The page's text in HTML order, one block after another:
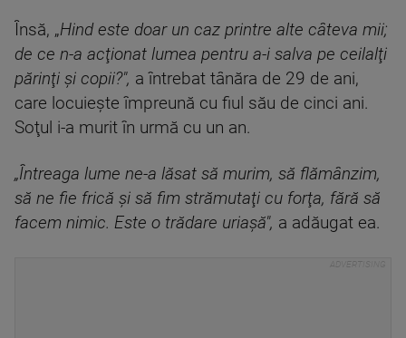
Însă, „Hind este doar un caz printre alte câteva mii;
de ce n-a acţionat lumea pentru a-i salva pe ceilalţi
părinţi şi copii?", a întrebat tânăra de 29 de ani,
care locuieşte împreună cu fiul său de cinci ani.
Soţul i-a murit în urmă cu un an.
„Întreaga lume ne-a lăsat să murim, să flămânzim,
să ne fie frică şi să fim strămutaţi cu forţa, fără să
facem nimic. Este o trădare uriaşă", a adăugat ea.